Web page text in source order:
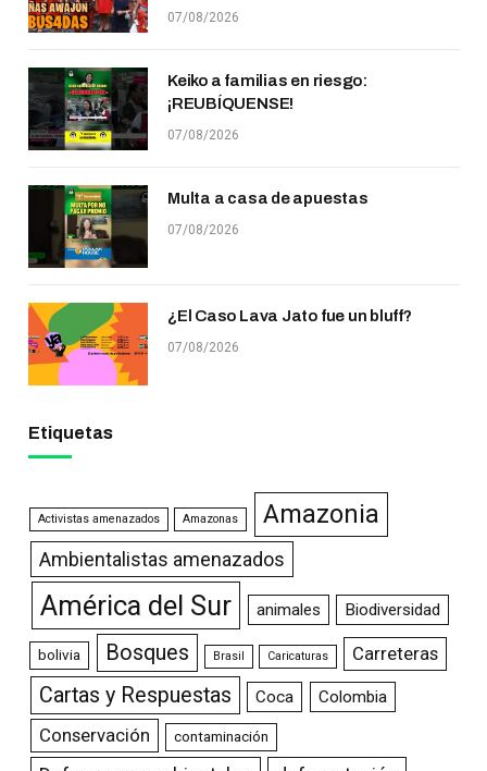
07/08/2026
Keiko a familias en riesgo:
¡REUBÍQUENSE!
07/08/2026
Multa a casa de apuestas
07/08/2026
¿El Caso Lava Jato fue un bluff?
07/08/2026
Etiquetas
Activistas amenazados Amazonas Amazonia
Ambientalistas amenazados
América del Sur animales Biodiversidad
bolivia Bosques Brasil Caricaturas Carreteras
Cartas y Respuestas Coca Colombia
Conservación contaminación